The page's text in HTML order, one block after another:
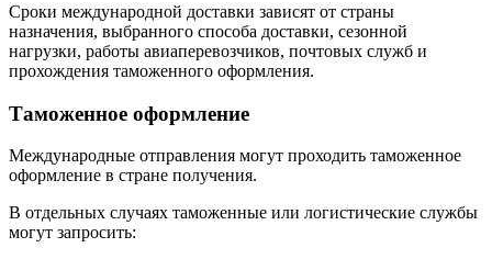
Сроки международной доставки зависят от страны
назначения, выбранного способа доставки, сезонной
нагрузки, работы авиаперевозчиков, почтовых служб и
прохождения таможенного оформления.
Таможенное оформление
Международные отправления могут проходить таможенное
оформление в стране получения.
В отдельных случаях таможенные или логистические службы
могут запросить: